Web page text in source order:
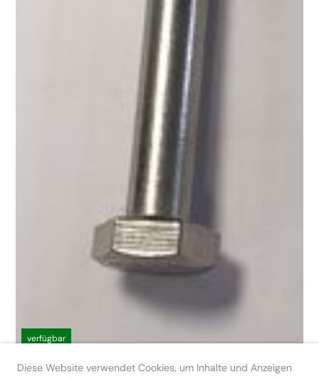
Diese Website verwendet Cookies, um Inhalte und Anzeigen
verfügbar